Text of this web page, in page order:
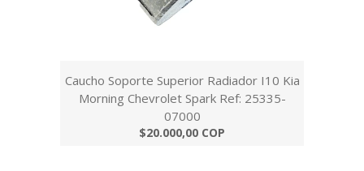
Caucho Soporte Superior Radiador I10 Kia
Morning Chevrolet Spark Ref: 25335-
07000
$20.000,00 COP